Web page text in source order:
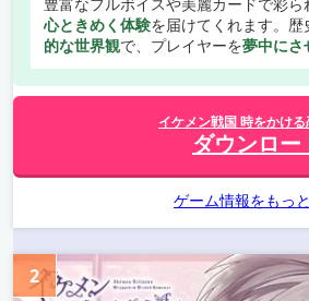
心ときめく体験を届けてくれます。
的な世界観で、プレイヤーを夢中にさ
イケメン戦国 時をかけ
ダウンロー
ゲーム情報をもっ
2